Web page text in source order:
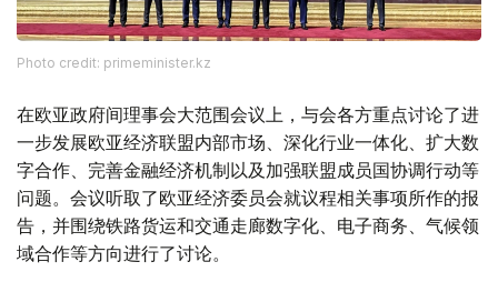
Photo credit: primeminister.kz
在欧亚政府间理事会大范围会议上，与会各方重点讨论了进
一步发展欧亚经济联盟内部市场、深化行业一体化、扩大数
字合作、完善金融经济机制以及加强联盟成员国协调行动等
问题。会议听取了欧亚经济委员会就议程相关事项所作的报
告，并围绕铁路货运和交通走廊数字化、电子商务、气候领
域合作等方向进行了讨论。